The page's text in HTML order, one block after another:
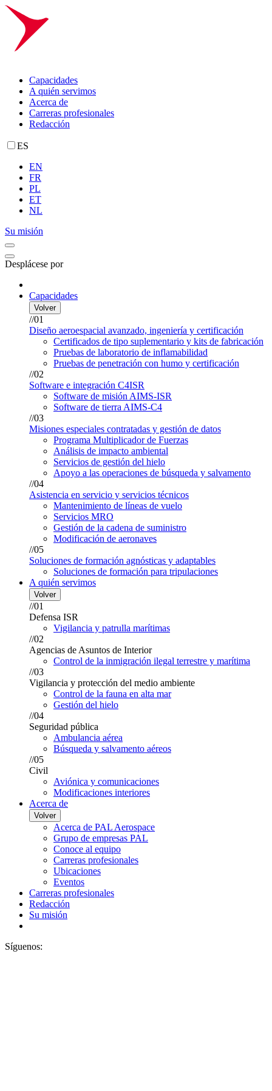
Capacidades
A quién servimos
Acerca de
Carreras profesionales
Redacción
ES
EN
FR
PL
ET
NL
Su misión
Desplácese por
Capacidades
Volver
//01
Diseño aeroespacial avanzado, ingeniería y certificación
Certificados de tipo suplementario y kits de fabricación
Pruebas de laboratorio de inflamabilidad
Pruebas de penetración con humo y certificación
//02
Software e integración C4ISR
Software de misión AIMS-ISR
Software de tierra AIMS-C4
//03
Misiones especiales contratadas y gestión de datos
Programa Multiplicador de Fuerzas
Análisis de impacto ambiental
Servicios de gestión del hielo
Apoyo a las operaciones de búsqueda y salvamento
//04
Asistencia en servicio y servicios técnicos
Mantenimiento de líneas de vuelo
Servicios MRO
Gestión de la cadena de suministro
Modificación de aeronaves
//05
Soluciones de formación agnósticas y adaptables
Soluciones de formación para tripulaciones
A quién servimos
Volver
//01
Defensa ISR
Vigilancia y patrulla marítimas
//02
Agencias de Asuntos de Interior
Control de la inmigración ilegal terrestre y marítima
//03
Vigilancia y protección del medio ambiente
Control de la fauna en alta mar
Gestión del hielo
//04
Seguridad pública
Ambulancia aérea
Búsqueda y salvamento aéreos
//05
Civil
Aviónica y comunicaciones
Modificaciones interiores
Acerca de
Volver
Acerca de PAL Aerospace
Grupo de empresas PAL
Conoce al equipo
Carreras profesionales
Ubicaciones
Eventos
Carreras profesionales
Redacción
Su misión
Síguenos: